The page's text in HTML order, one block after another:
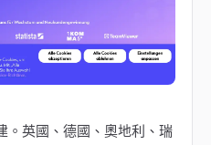
。英國、德國、奧地利、瑞